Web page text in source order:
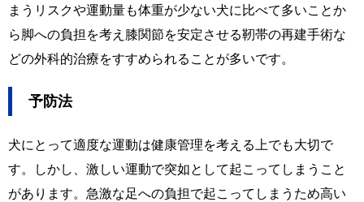
まうリスクや運動量も体重が少ない犬に比べて多いことか
ら脚への負担を考え膝関節を安定させる靭帯の再建手術な
どの外科的治療をすすめられることが多いです。
予防法
犬にとって適度な運動は健康管理を考える上でも大切で
す。しかし、激しい運動で突如として起こってしまうこと
があります。急激な足への負担で起こってしまうため高い